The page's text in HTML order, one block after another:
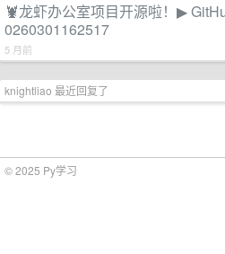
🦞龙虾办公室项目开源啦！▶
0260301162517
5 月前
knightliao 最近回复了
© 2025 Py学习